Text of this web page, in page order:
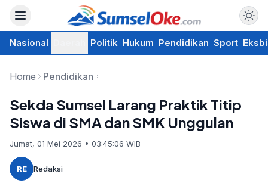
Nasional Politik Hukum Pendidikan Sport
Home Pendidikan
Sekda Sumsel Larang Praktik Titip
Siswa di SMA dan SMK Unggulan
Jumat, 01 Mei 2026 • 03:45:06 WIB
RE Redaksi